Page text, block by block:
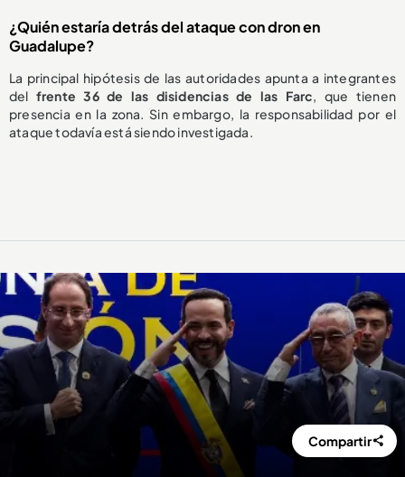
¿Quién estaría detrás del ataque con dron en
Guadalupe?
La principal hipótesis de las autoridades apunta a integrantes
del frente 36 de las disidencias de las Farc, que tienen
presencia en la zona. Sin embargo, la responsabilidad por el
ataque todavía está siendo investigada.
Compartir